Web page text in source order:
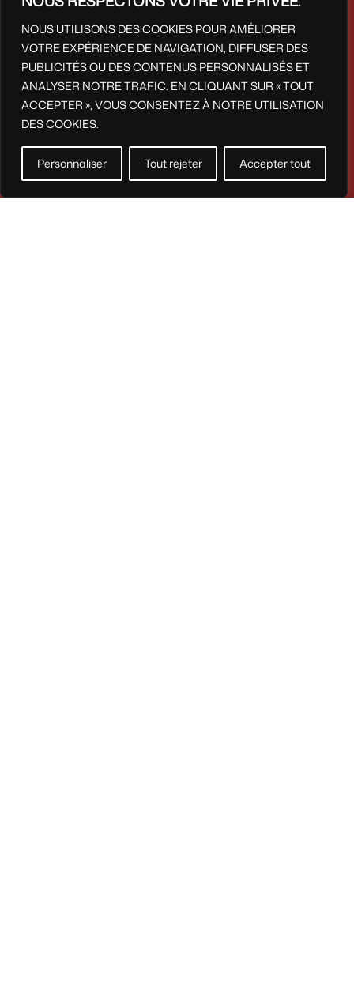
NOUS UTILISONS DES COOKIES POUR AMÉLIORER
VOTRE EXPÉRIENCE DE NAVIGATION, DIFFUSER DES
PUBLICITÉS OU DES CONTENUS PERSONNALISÉS ET
ANALYSER NOTRE TRAFIC. EN CLIQUANT SUR « TOUT
ACCEPTER », VOUS CONSENTEZ À NOTRE UTILISATION
DES COOKIES.
Personnaliser Tout rejeter Accepter tout